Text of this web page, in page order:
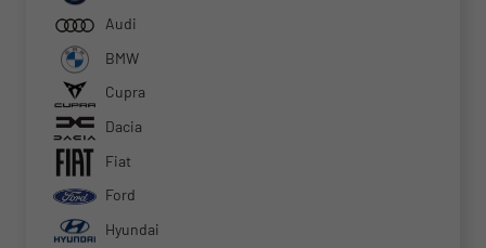
Audi
BMW
Cupra
Dacia
Fiat
Ford
Hyundai